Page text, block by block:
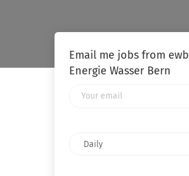
Email me jobs from ewb
Energie Wasser Bern
frequency